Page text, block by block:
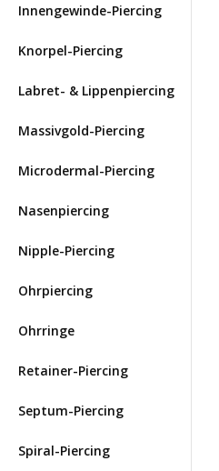
Innengewinde-Piercing
Knorpel-Piercing
Labret- & Lippenpiercing
Massivgold-Piercing
Microdermal-Piercing
Nasenpiercing
Nipple-Piercing
Ohrpiercing
Ohrringe
Retainer-Piercing
Septum-Piercing
Spiral-Piercing